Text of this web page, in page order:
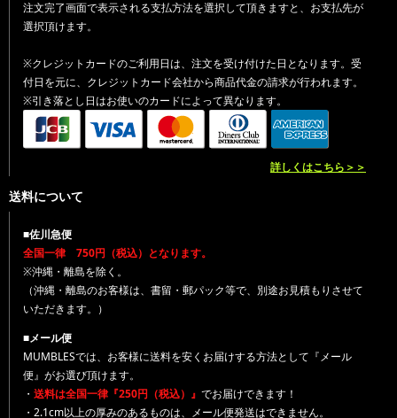
注文完了画面で表示される支払方法を選択して頂きますと、お支払先が
選択頂けます。
※クレジットカードのご利用日は、注文を受け付けた日となります。受
付日を元に、クレジットカード会社から商品代金の請求が行われます。
※引き落とし日はお使いのカードによって異なります。
詳しくはこちら＞＞
送料について
■佐川急便
全国一律 750円（税込）となります。
※沖縄・離島を除く。
（沖縄・離島のお客様は、書留・郵パック等で、別途お見積もりさせて
いただきます。）
■メール便
MUMBLESでは、お客様に送料を安くお届けする方法として『メール
便』がお選び頂けます。
・ 送料は全国一律『250円（税込）』 でお届けできます！
・2.1cm以上の厚みのあるものは、メール便発送はできません。